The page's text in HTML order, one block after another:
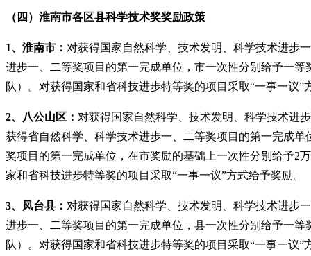
（四）淮南市各区县科学技术奖奖励政策
1、淮南市： 对获得国家自然科学、技术发明、科学技术进步
进步一、二等奖项目的第一完成单位，市一次性分别给予一
队）。对获得国家和省科技进步特等奖的项目采取“一事一议”
2、八公山区： 对获得国家自然科学、技术发明、科学技术进
获得省自然科学、科学技术进步一、二等奖项目的第一完成
奖项目的第一完成单位，在市奖励的基础上一次性分别给予2
家和省科技进步特等奖的项目采取“一事一议”方式给予奖励。
3、凤台县： 对获得国家自然科学、技术发明、科学技术进步
进步一、二等奖项目的第一完成单位，县一次性分别给予一
队）。对获得国家和省科技进步特等奖的项目采取“一事一议”